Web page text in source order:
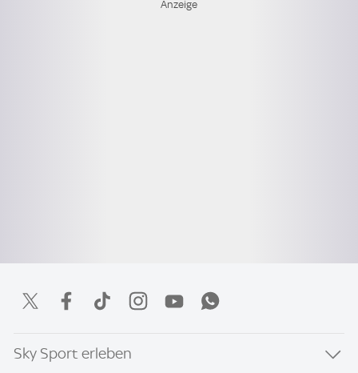
Sky Sport erleben